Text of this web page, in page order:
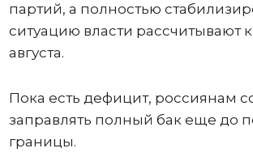
партий, а полностью
ситуацию власти рассчитывают
августа.
Пока есть дефицит, россиянам
заправлять полный бак еще до
границы.